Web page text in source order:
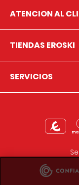
ATENCION AL
TIENDAS EROSKI
SERVICIOS